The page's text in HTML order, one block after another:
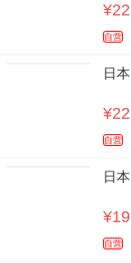
自营
日
自营
日
自营